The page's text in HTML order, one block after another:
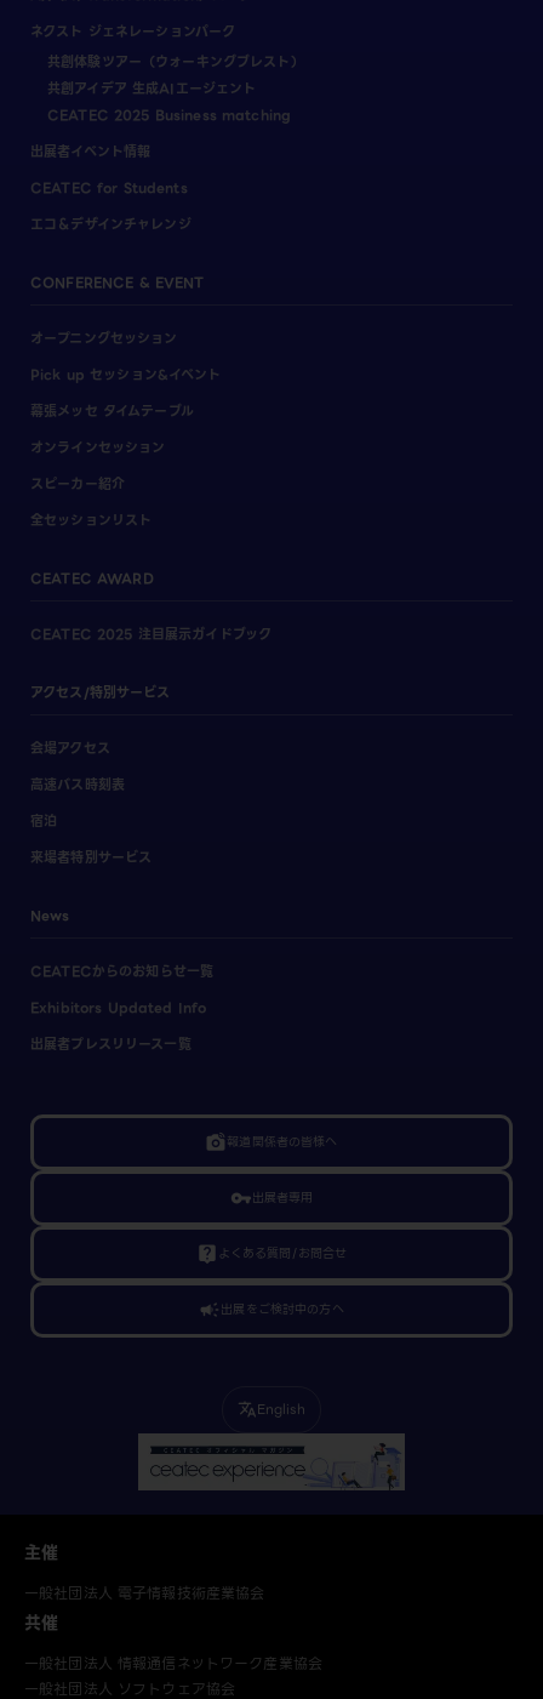
ネクスト ジェネレーションパーク
共創体験ツアー（ウォーキングブレスト）
共創アイデア 生成AIエージェント
CEATEC 2025 Business matching
出展者イベント情報
CEATEC for Students
エコ＆デザインチャレンジ
CONFERENCE & EVENT
オープニングセッション
Pick up セッション&イベント
幕張メッセ タイムテーブル
オンラインセッション
スピーカー紹介
全セッションリスト
CEATEC AWARD
CEATEC 2025 注目展示ガイドブック
アクセス/特別サービス
会場アクセス
高速バス時刻表
宿泊
来場者特別サービス
News
CEATECからのお知らせ一覧
Exhibitors Updated Info
出展者プレスリリース一覧
linked_camera報道関係者の皆様へ
vpn_key出展者専用
live_help よくある質問/お問合せ
campaign出展をご検討中の方へ
translateEnglish
主催
一般社団法人 電子情報技術産業協会
共催
一般社団法人 情報通信ネットワーク産業協会
一般社団法人 ソフトウェア協会